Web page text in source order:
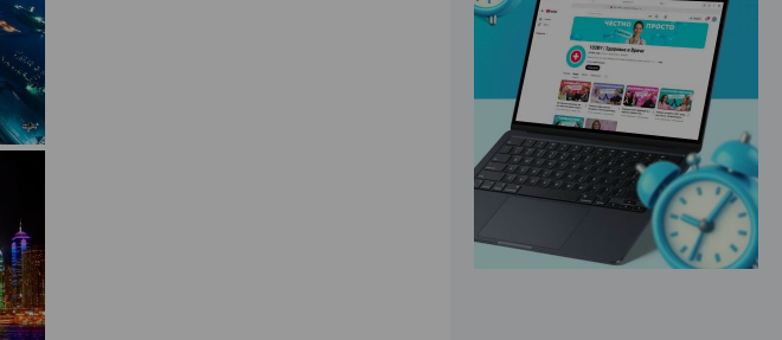
ЭФФЕКТИВНАЯ РЕКЛАМА НА САЙТЕ